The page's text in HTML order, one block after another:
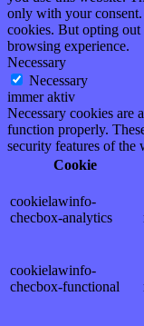
only with your
cookies. But opting out
browsing experience.
Necessary
Necessary
immer aktiv
Necessary cookies are
function properly.
security features of the
Cookie
cookielawinfo-
checbox-analytics
cookielawinfo-
checbox-functional